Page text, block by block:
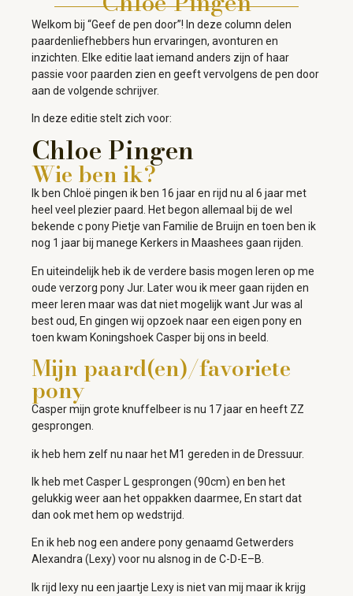
Welkom bij “Geef de pen door”! In deze column delen
paardenliefhebbers hun ervaringen, avonturen en
inzichten. Elke editie laat iemand anders zijn of haar
passie voor paarden zien en geeft vervolgens de pen door
aan de volgende schrijver.
In deze editie stelt zich voor:
Chloe Pingen
Wie ben ik?
Ik ben Chloë pingen ik ben 16 jaar en rijd nu al 6 jaar met
heel veel plezier paard. Het begon allemaal bij de wel
bekende c pony Pietje van Familie de Bruijn en toen ben ik
nog 1 jaar bij manege Kerkers in Maashees gaan rijden.
En uiteindelijk heb ik de verdere basis mogen leren op me
oude verzorg pony Jur. Later wou ik meer gaan rijden en
meer leren maar was dat niet mogelijk want Jur was al
best oud, En gingen wij opzoek naar een eigen pony en
toen kwam Koningshoek Casper bij ons in beeld.
Mijn paard(en)/favoriete
pony
Casper mijn grote knuffelbeer is nu 17 jaar en heeft ZZ
gesprongen.
ik heb hem zelf nu naar het M1 gereden in de Dressuur.
Ik heb met Casper L gesprongen (90cm) en ben het
gelukkig weer aan het oppakken daarmee, En start dat
dan ook met hem op wedstrijd.
En ik heb nog een andere pony genaamd Getwerders
Alexandra (Lexy) voor nu alsnog in de C-D-E–B.
Ik rijd lexy nu een jaartje Lexy is niet van mij maar ik krijg